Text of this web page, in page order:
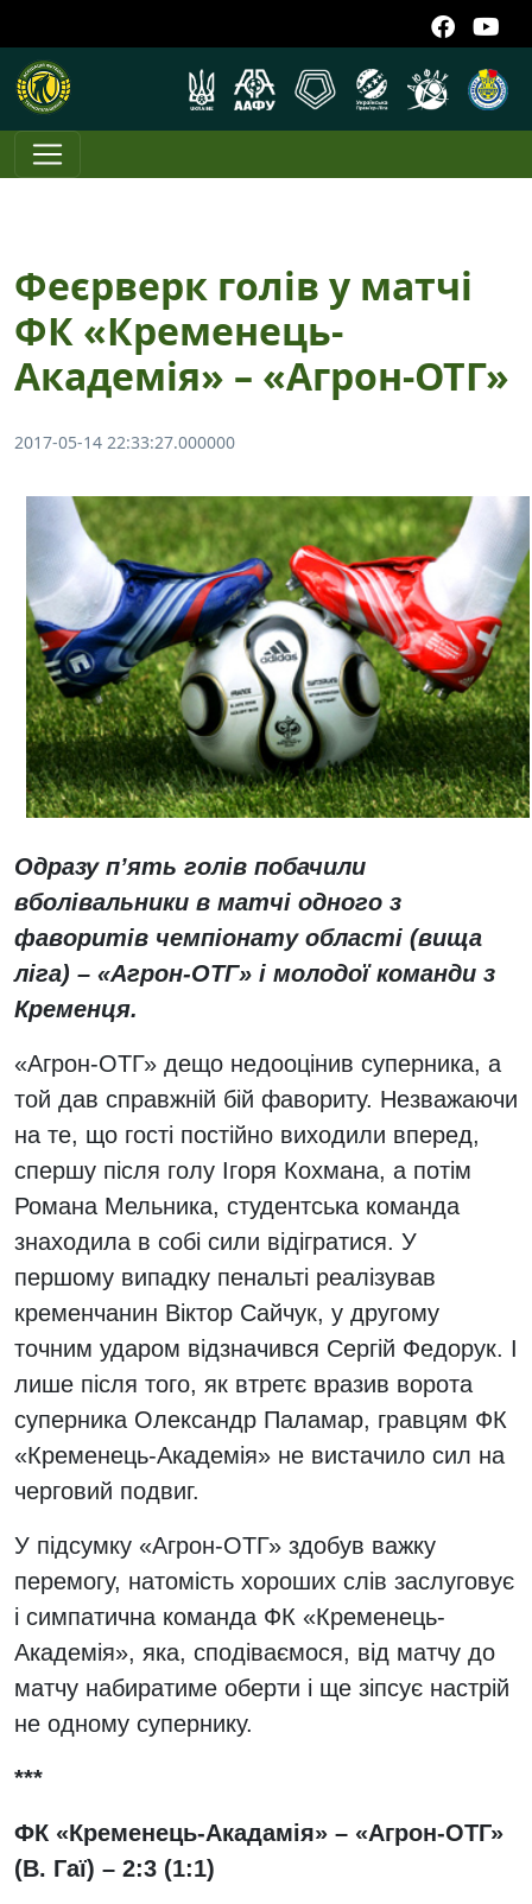
Феєрверк голів у матчі
ФК «Кременець-
Академія» – «Агрон-ОТГ»
2017-05-14 22:33:27.000000
Одразу п’ять голів побачили
вболівальники в матчі одного з
фаворитів чемпіонату області (вища
ліга) – «Агрон-ОТГ» і молодої команди з
Кременця.
«Агрон-ОТГ» дещо недооцінив суперника, а
той дав справжній бій фавориту. Незважаючи
на те, що гості постійно виходили вперед,
спершу після голу Ігоря Кохмана, а потім
Романа Мельника, студентська команда
знаходила в собі сили відігратися. У
першому випадку пенальті реалізував
кременчанин Віктор Сайчук, у другому
точним ударом відзначився Сергій Федорук. І
лише після того, як втретє вразив ворота
суперника Олександр Паламар, гравцям ФК
«Кременець-Академія» не вистачило сил на
черговий подвиг.
У підсумку «Агрон-ОТГ» здобув важку
перемогу, натомість хороших слів заслуговує
і симпатична команда ФК «Кременець-
Академія», яка, сподіваємося, від матчу до
матчу набиратиме оберти і ще зіпсує настрій
не одному супернику.
***
ФК «Кременець-Акадамія» – «Агрон-ОТГ»
(В. Гаї) – 2:3 (1:1)